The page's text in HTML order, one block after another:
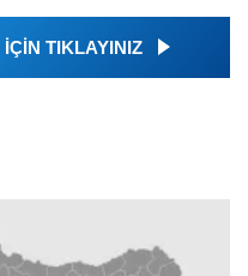
TIKLAYINIZ